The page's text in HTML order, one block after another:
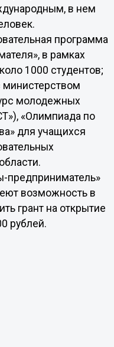
в нем
программа
в рамках
1000 студентов;
министерством
молодежных
«Олимпиада по
для учащихся
предприниматель»
возможность в
грант на открытие
рублей.